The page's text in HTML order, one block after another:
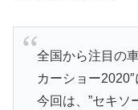
全国から注目の
カーショー
今回は、”セキソ